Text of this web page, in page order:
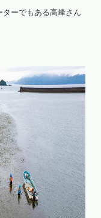
ーでもある高峰さん